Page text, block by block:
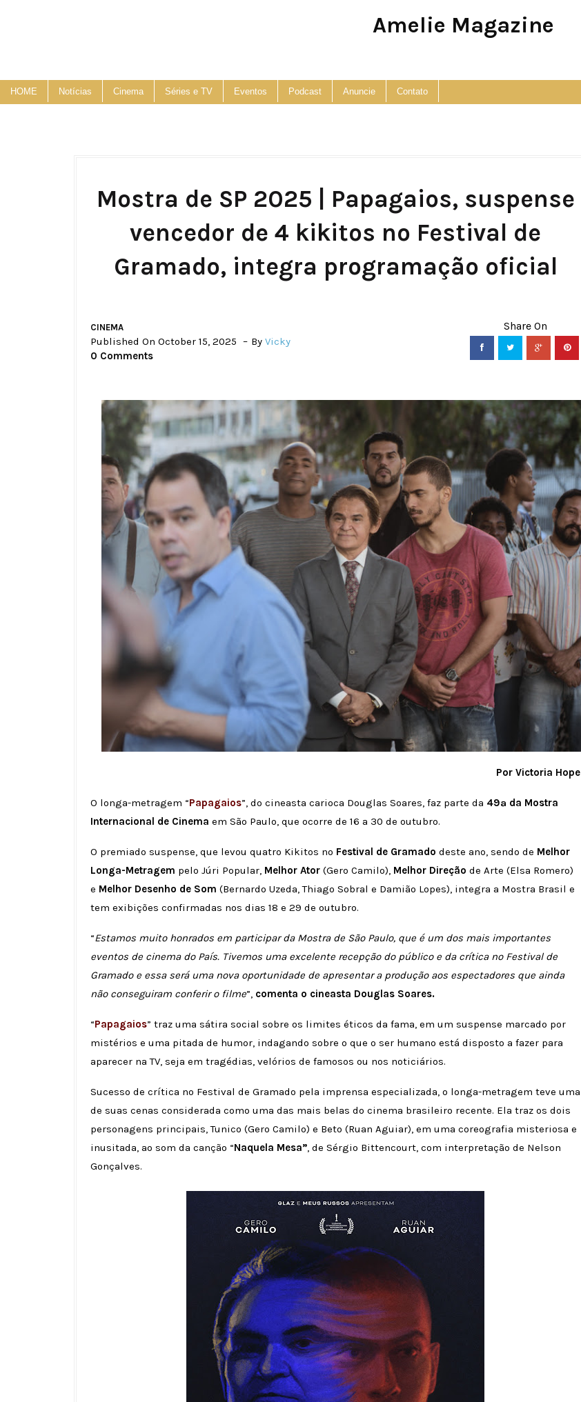
Amelie Magazine
HOME Notícias Cinema Séries e TV Eventos Podcast Anuncie Contato
Mostra de SP 2025 | Papagaios, suspense
vencedor de 4 kikitos no Festival de
Gramado, integra programação oficial
CINEMA
Published On October 15, 2025 By Vicky
0 Comments
Por Victoria Hope
O longa-metragem “Papagaios”, do cineasta carioca Douglas Soares, faz parte da 49ª da Mostra
Internacional de Cinema em São Paulo, que ocorre de 16 a 30 de outubro.
O premiado suspense, que levou quatro Kikitos no Festival de Gramado deste ano, sendo de Melhor
Longa-Metragem pelo Júri Popular, Melhor Ator (Gero Camilo), Melhor Direção de Arte (Elsa Romero)
e Melhor Desenho de Som (Bernardo Uzeda, Thiago Sobral e Damião Lopes), integra a Mostra Brasil e
tem exibições confirmadas nos dias 18 e 29 de outubro.
“Estamos muito honrados em participar da Mostra de São Paulo, que é um dos mais importantes
eventos de cinema do País. Tivemos uma excelente recepção do público e da crítica no Festival de
Gramado e essa será uma nova oportunidade de apresentar a produção aos espectadores que ainda
não conseguiram conferir o filme”, comenta o cineasta Douglas Soares.
“Papagaios” traz uma sátira social sobre os limites éticos da fama, em um suspense marcado por
mistérios e uma pitada de humor, indagando sobre o que o ser humano está disposto a fazer para
aparecer na TV, seja em tragédias, velórios de famosos ou nos noticiários.
Sucesso de crítica no Festival de Gramado pela imprensa especializada, o longa-metragem teve uma
de suas cenas considerada como uma das mais belas do cinema brasileiro recente. Ela traz os dois
personagens principais, Tunico (Gero Camilo) e Beto (Ruan Aguiar), em uma coreografia misteriosa e
inusitada, ao som da canção “Naquela Mesa”, de Sérgio Bittencourt, com interpretação de Nelson
Gonçalves.